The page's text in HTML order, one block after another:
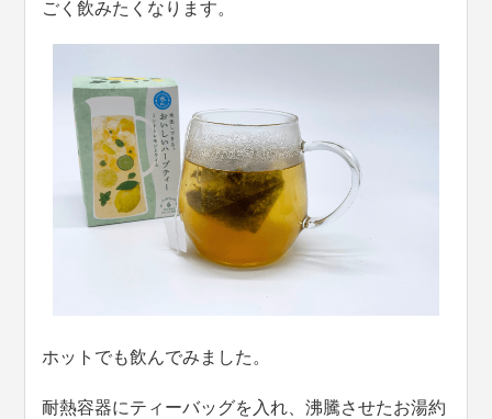
ごく飲みたくなります。
ホットでも飲んでみました。
耐熱容器にティーバッグを入れ、沸騰させたお湯約